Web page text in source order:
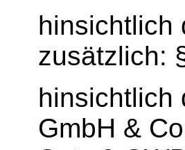
hinsichtlich
zusätzlich:
hinsichtlich
GmbH &